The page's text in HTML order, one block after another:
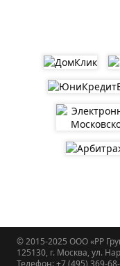
© 2015-2025 ООО «РР
125130, г. Москва, ул.
Телефон: +7 (495) 369-